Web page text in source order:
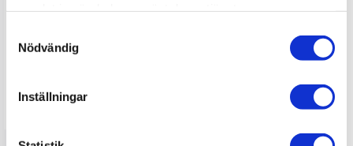
Nödvändig
Inställningar